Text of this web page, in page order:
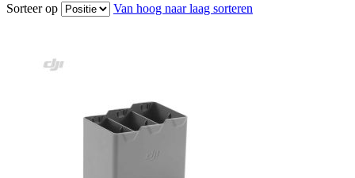
Sorteer op
Van hoog naar laag sorteren